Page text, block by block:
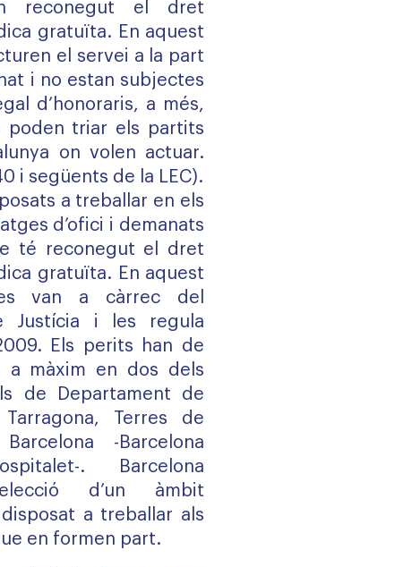
reconegut el dret
gratuïta. En aquest
el servei a la part
i no estan subjectes
d’honoraris, a més,
poden triar els partits
on volen actuar.
i següents de la LEC).
a treballar en els
d’ofici i demanats
té reconegut el dret
gratuïta. En aquest
van a càrrec del
Justícia i les regula
2009. Els perits han de
a màxim en dos dels
de Departament de
Terres de
-Barcelona
. Barcelona
d’un àmbit
a treballar als
en formen part.